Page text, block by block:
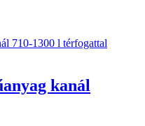
kanál